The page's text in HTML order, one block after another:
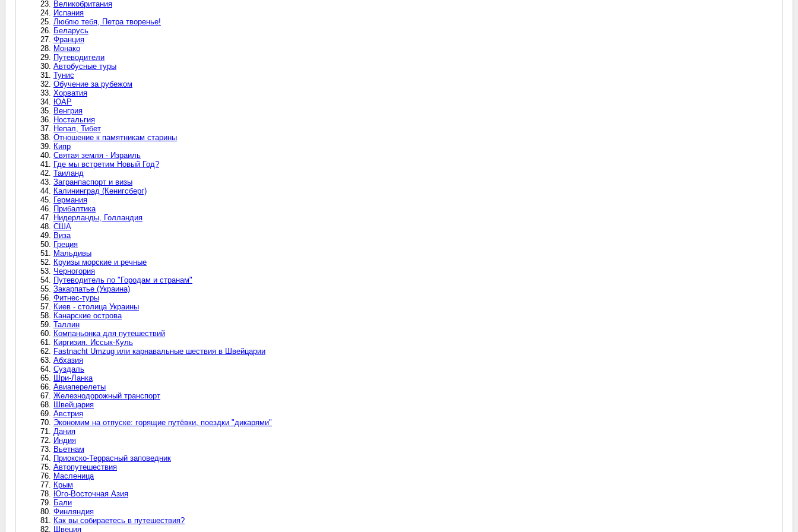
Великобритания
Испания
Люблю тебя, Петра творенье!
Беларусь
Франция
Монако
Путеводители
Автобусные туры
Тунис
Обучение за рубежом
Хорватия
ЮАР
Венгрия
Ностальгия
Непал, Тибет
Отношение к памятникам старины
Кипр
Святая земля - Израиль
Где мы встретим Новый Год?
Таиланд
Загранпаспорт и визы
Калининград (Кенигсберг)
Германия
Прибалтика
Нидерланды, Голландия
США
Виза
Греция
Мальдивы
Круизы морские и речные
Черногория
Путеводитель по "Городам и странам"
Закарпатье (Украина)
Фитнес-туры
Киев - столица Украины
Канарские острова
Таллин
Компаньонка для путешествий
Киргизия. Иссык-Куль
Fastnacht Umzug или карнавальные шествия в Швейцарии
Абхазия
Суздаль
Шри-Ланка
Авиаперелеты
Железнодорожный транспорт
Швейцария
Австрия
Экономим на отпуске: горящие путёвки, поездки "дикарями"
Дания
Индия
Вьетнам
Приокско-Террасный заповедник
Автопутешествия
Масленица
Крым
Юго-Восточная Азия
Бали
Финляндия
Как вы собираетесь в путешествия?
Швеция